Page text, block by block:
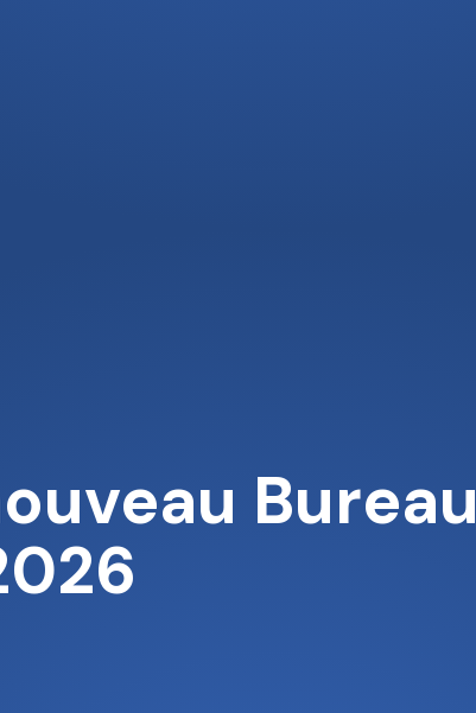
Bureau